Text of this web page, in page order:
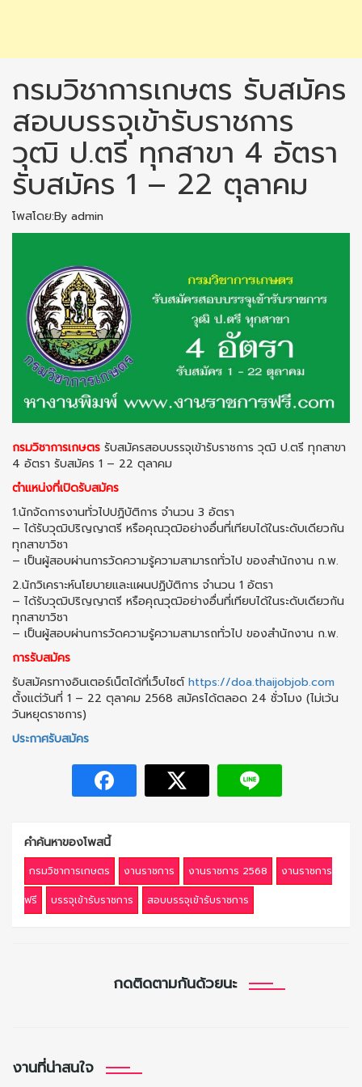
กรมวิชาการเกษตร รับสมัคร
สอบบรรจุเข้ารับราชการ
วุฒิ ป.ตรี ทุกสาขา 4 อัตรา
รับสมัคร 1 – 22 ตุลาคม
โพสโดย:By admin
กรมวิชาการเกษตร รับสมัครสอบบรรจุเข้ารับราชการ วุฒิ ป.ตรี ทุกสาขา
4 อัตรา รับสมัคร 1 – 22 ตุลาคม
ตำแหน่งที่เปิดรับสมัคร
1.นักจัดการงานทั่วไปปฏิบัติการ จำนวน 3 อัตรา
– ได้รับวุฒิปริญญาตรี หรือคุณวุฒิอย่างอื่นที่เทียบได้ในระดับเดียวกัน
ทุกสาขาวิชา
– เป็นผู้สอบผ่านการวัดความรู้ความสามารถทั่วไป ของสำนักงาน ก.พ.
2.นักวิเคราะห์นโยบายและแผนปฏิบัติการ จำนวน 1 อัตรา
– ได้รับวุฒิปริญญาตรี หรือคุณวุฒิอย่างอื่นที่เทียบได้ในระดับเดียวกัน
ทุกสาขาวิชา
– เป็นผู้สอบผ่านการวัดความรู้ความสามารถทั่วไป ของสำนักงาน ก.พ.
การรับสมัคร
รับสมัครทางอินเตอร์เน็ตได้ที่เว็บไซต์https://doa.thaijobjob.com
ตั้งแต่วันที่ 1 – 22 ตุลาคม 2568 สมัครได้ตลอด 24 ชั่วโมง (ไม่เว้น
วันหยุดราชการ)
ประกาศรับสมัคร
คำค้นหาของโพสนี้
กรมวิชาการเกษตร งานราชการ งานราชการ 2568
งานราชการ
ฟรี
บรรจุเข้ารับราชการ สอบบรรจุเข้ารับราชการ
กดติดตามกันด้วยนะ
งานที่น่าสนใจ